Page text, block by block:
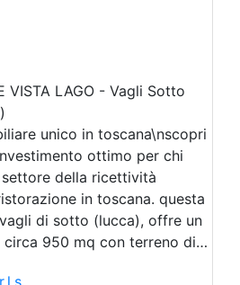
VISTA LAGO - Vagli Sotto
unico in toscana\nscopri
ottimo per chi
della ricettività
in toscana. questa
di sotto (lucca), offre un
950 mq con terreno di…